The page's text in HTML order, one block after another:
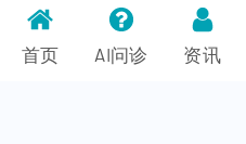
首页 AI问诊 资讯